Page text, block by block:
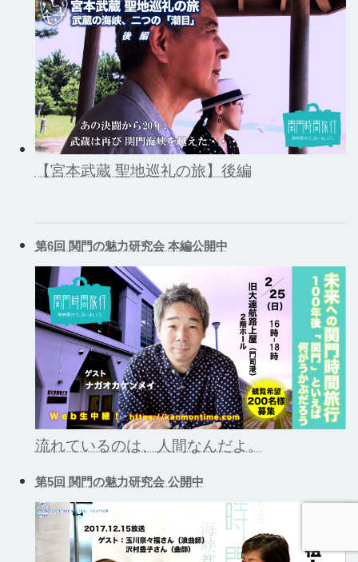
【宮本武蔵 聖地巡礼の旅】後編
第6回 関門の魅力研究会 本編公開中
流れているのは、人間なんだよ。
第5回 関門の魅力研究会 公開中